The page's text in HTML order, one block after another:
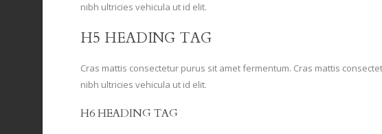
nibh ultricies vehicula ut id elit.
H5 HEADING TAG
Cras mattis consectetur purus sit amet fermentum. Cras mattis
nibh ultricies vehicula ut id elit.
H6 HEADING TAG